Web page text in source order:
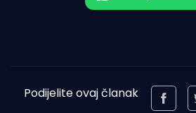
Podijelite ovaj članak